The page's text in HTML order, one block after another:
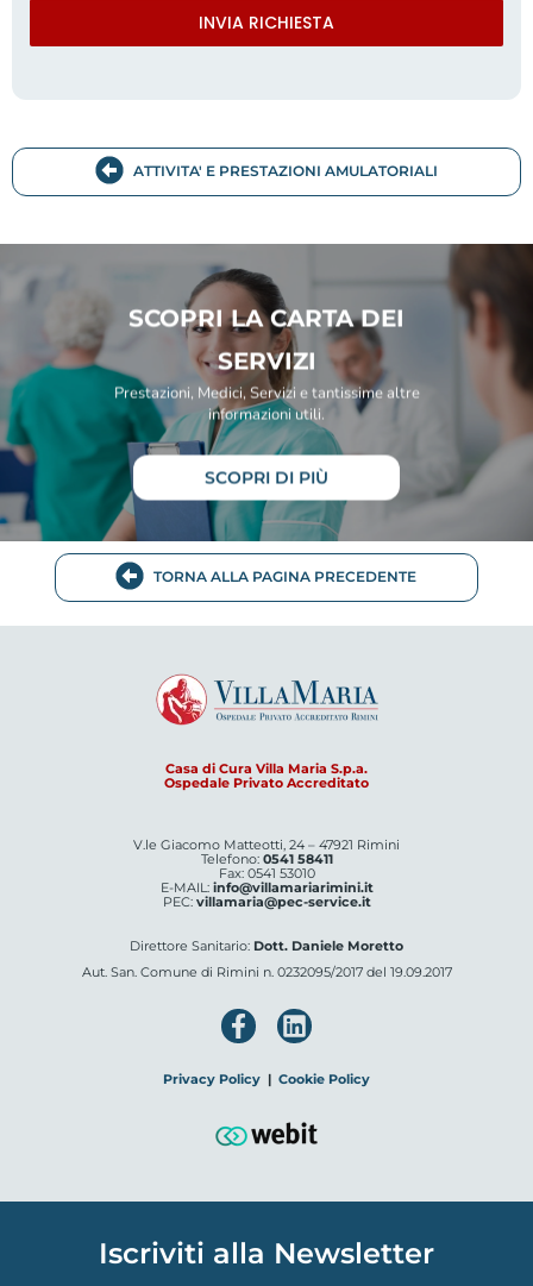
INVIA RICHIESTA
ATTIVITA' E PRESTAZIONI AMULATORIALI
SCOPRI LA CARTA DEI
SERVIZI
Prestazioni, Medici, Servizi e tantissime altre
informazioni utili.
SCOPRI DI PIÙ
TORNA ALLA PAGINA PRECEDENTE
Casa di Cura Villa Maria S.p.a.
Ospedale Privato Accreditato
V.le Giacomo Matteotti, 24 – 47921 Rimini
Telefono: 0541 58411
Fax: 0541 53010
E-MAIL: info@villamariarimini.it
PEC: villamaria@pec-service.it
Direttore Sanitario: Dott. Daniele Moretto
Aut. San. Comune di Rimini n. 0232095/2017 del 19.09.2017
Privacy Policy | Cookie Policy
Iscriviti alla Newsletter